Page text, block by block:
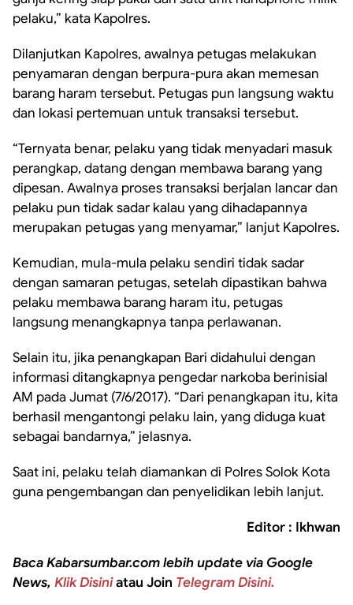
pelaku,” kata Kapolres.
Dilanjutkan Kapolres, awalnya petugas melakukan
penyamaran dengan berpura-pura akan memesan
barang haram tersebut. Petugas pun langsung waktu
dan lokasi pertemuan untuk transaksi tersebut.
“Ternyata benar, pelaku yang tidak menyadari masuk
perangkap, datang dengan membawa barang yang
dipesan. Awalnya proses transaksi berjalan lancar dan
pelaku pun tidak sadar kalau yang dihadapannya
merupakan petugas yang menyamar,” lanjut Kapolres.
Kemudian, mula-mula pelaku sendiri tidak sadar
dengan samaran petugas, setelah dipastikan bahwa
pelaku membawa barang haram itu, petugas
langsung menangkapnya tanpa perlawanan.
Selain itu, jika penangkapan Bari didahului dengan
informasi ditangkapnya pengedar narkoba berinisial
AM pada Jumat (7/6/2017). “Dari penangkapan itu, kita
berhasil mengantongi pelaku lain, yang diduga kuat
sebagai bandarnya,” jelasnya.
Saat ini, pelaku telah diamankan di Polres Solok Kota
guna pengembangan dan penyelidikan lebih lanjut.
Editor : Ikhwan
Baca Kabarsumbar.com lebih update via Google
News, Klik Disiniatau Join Telegram Disini.